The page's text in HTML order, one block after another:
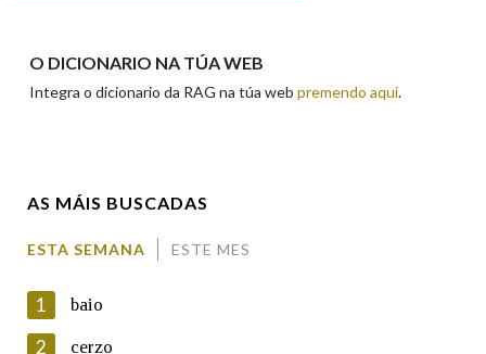
Marcas gramaticais
LIMPAR
O DICIONARIO NA TÚA WEB
Integra o dicionario da RAG na túa web premendo aquí.
AS MÁIS BUSCADAS
ESTA SEMANA ESTE MES
1 baio
2 cerzo